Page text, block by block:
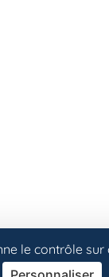
le contrôle